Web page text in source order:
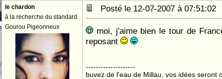
le chardon
à la recherche du standard
Gourou Pigeonneux
Posté le 12-07-2007 à
moi, j'aime bien le tour de
reposant
--------------------
buvez de l'eau de Millau, vos idées seront